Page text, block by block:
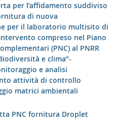
per l’affidamento suddiviso
di nuova
per il laboratorio multisito di
compreso nel Piano
(PNC) al PNRR
e clima”-
e analisi
attività di controllo
matrici ambientali
PNC fornitura Droplet